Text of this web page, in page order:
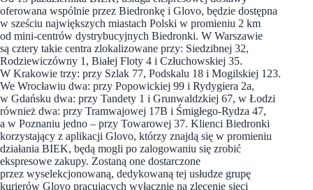
oferowana wspólnie przez Biedronkę i Glovo, będzie dostępna
w sześciu największych miastach Polski w promieniu 2 km
od mini-centrów dystrybucyjnych Biedronki. W Warszawie
są cztery takie centra zlokalizowane przy: Siedzibnej 32,
Rodziewiczówny 1, Białej Floty 4 i Człuchowskiej 35.
W Krakowie trzy: przy Szlak 77, Podskalu 18 i Mogilskiej 123.
We Wrocławiu dwa: przy Popowickiej 99 i Rydygiera 2a,
w Gdańsku dwa: przy Tandety 1 i Grunwaldzkiej 67, w Łodzi
również dwa: przy Tramwajowej 17B i Śmigłego-Rydza 47,
a w Poznaniu jedno – przy Towarowej 37. Klienci Biedronki
korzystający z aplikacji Glovo, którzy znajdą się w promieniu
działania BIEK, będą mogli po zalogowaniu się zrobić
ekspresowe zakupy. Zostaną one dostarczone
przez wyselekcjonowaną, dedykowaną tej usłudze grupę
kurierów Glovo pracujących wyłącznie na zlecenie sieci